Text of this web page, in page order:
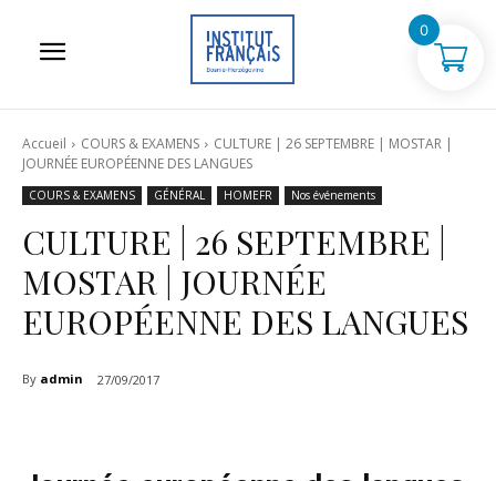
Accueil COURS & EXAMENS
CULTURE | 26 SEPTEMBRE | MOSTAR |
JOURNÉE EUROPÉENNE DES LANGUES
COURS & EXAMENS GÉNÉRAL HOMEFR Nos événements
CULTURE | 26 SEPTEMBRE |
MOSTAR | JOURNÉE
EUROPÉENNE DES LANGUES
By admin 27/09/2017
0